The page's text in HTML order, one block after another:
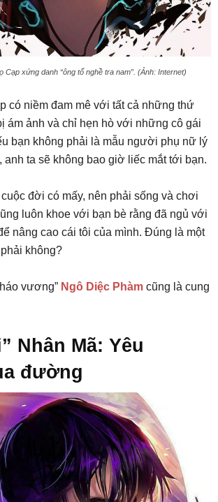
Cạp xứng danh “ông tổ nghề tra nam”. (Ảnh: Internet)
có niềm đam mê với tất cả những thứ
ám ảnh và chỉ hẹn hò với những cô gái
bạn không phải là mẫu người phụ nữ lý
anh ta sẽ không bao giờ liếc mắt tới bạn.
đời có mấy, nên phải sống và chơi
luôn khoe với bạn bè rằng đã ngủ với
nâng cao cái tôi của mình. Đúng là một
không?
vương” Ngô Diệc Phàm cũng là cung
Nhân Mã: Yêu
đường